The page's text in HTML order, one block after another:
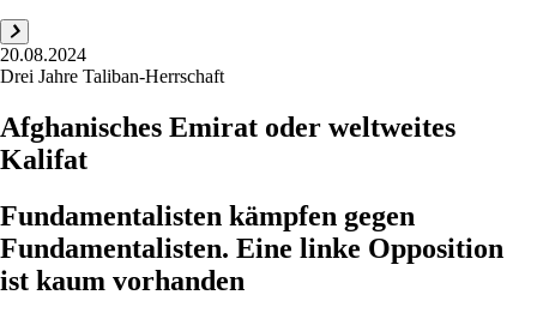
20.08.2024
Drei Jahre Taliban-Herrschaft
Afghanisches Emirat oder weltweites
Kalifat
Fundamentalisten kämpfen gegen
Fundamentalisten. Eine linke Opposition
ist kaum vorhanden